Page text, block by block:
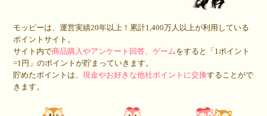
モッピーは、運営実績20年以上！累計1,400万人 以上が利用している
ポイントサイト。
サイト内で商品購入やアンケート回答、ゲームをすると「1ポイント
=1円」のポイントが貯まっていきます。
貯めたポイントは、現金やお好きな他社ポイントに交換することがで
きます。